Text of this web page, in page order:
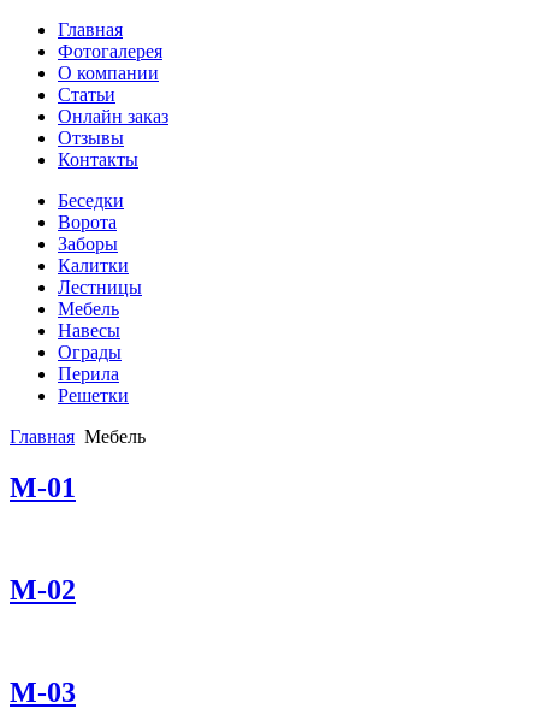
Главная
Фотогалерея
О компании
Статьи
Онлайн заказ
Отзывы
Контакты
Беседки
Ворота
Заборы
Калитки
Лестницы
Мебель
Навесы
Ограды
Перила
Решетки
Главная Мебель
М-01
М-02
М-03